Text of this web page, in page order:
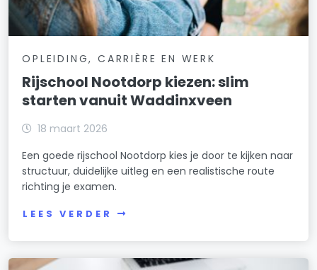
OPLEIDING, CARRIÈRE EN WERK
Rijschool Nootdorp kiezen: slim
starten vanuit Waddinxveen
18 maart 2026
Een goede rijschool Nootdorp kies je door te kijken naar
structuur, duidelijke uitleg en een realistische route
richting je examen.
LEES VERDER